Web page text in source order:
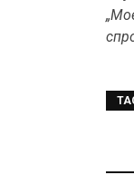
„